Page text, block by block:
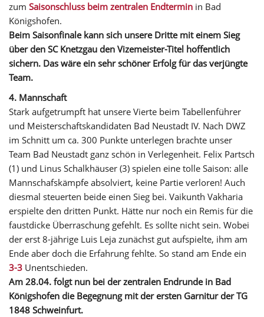
zum Saisonschluss beim zentralen Endtermin in Bad
Königshofen.
Beim Saisonfinale kann sich unsere Dritte mit einem Sieg
über den SC Knetzgau den Vizemeister-Titel hoffentlich
sichern. Das wäre ein sehr schöner Erfolg für das verjüngte
Team.
4. Mannschaft
Stark aufgetrumpft hat unsere Vierte beim Tabellenführer
und Meisterschaftskandidaten Bad Neustadt IV. Nach DWZ
im Schnitt um ca. 300 Punkte unterlegen brachte unser
Team Bad Neustadt ganz schön in Verlegenheit. Felix Partsch
(1) und Linus Schalkhäuser (3) spielen eine tolle Saison: alle
Mannschafskämpfe absolviert, keine Partie verloren! Auch
diesmal steuerten beide einen Sieg bei. Vaikunth Vakharia
erspielte den dritten Punkt. Hätte nur noch ein Remis für die
faustdicke Überraschung gefehlt. Es sollte nicht sein. Wobei
der erst 8-jährige Luis Leja zunächst gut aufspielte, ihm am
Ende aber doch die Erfahrung fehlte. So stand am Ende ein
3-3 Unentschieden.
Am 28.04. folgt nun bei der zentralen Endrunde in Bad
Königshofen die Begegnung mit der ersten Garnitur der TG
1848 Schweinfurt.